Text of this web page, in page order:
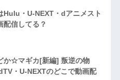
Hulu・U-NEXT・dアニメスト
配信してる？
か☆マギカ[新編] 叛逆の物
・U-NEXTのどこで動画配